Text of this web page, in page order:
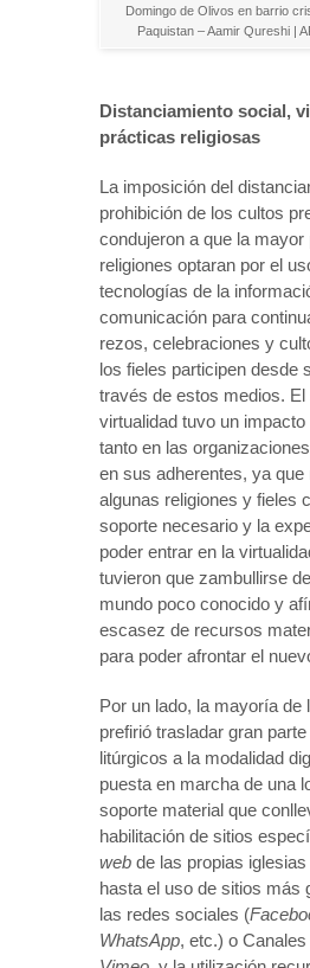
Domingo de Olivos en barrio
Paquistan – Aamir Qureshi |
Distanciamiento social,
prácticas religiosas
La imposición del
prohibición de los cultos
condujeron a que la mayor
religiones optaran por el
tecnologías de la
comunicación para
rezos, celebraciones y
los fieles participen desde
través de estos medios. El
virtualidad tuvo un
tanto en las
en sus adherentes, ya que
algunas religiones y fieles
soporte necesario y la
poder entrar en la
tuvieron que zambullirse
mundo poco conocido y
escasez de recursos
para poder afrontar el
Por un lado, la mayoría de
prefirió trasladar gran
litúrgicos a la modalidad
puesta en marcha de una
soporte material que
habilitación de sitios
web de las propias
hasta el uso de sitios más
las redes sociales (
WhatsApp, etc.) o Canales